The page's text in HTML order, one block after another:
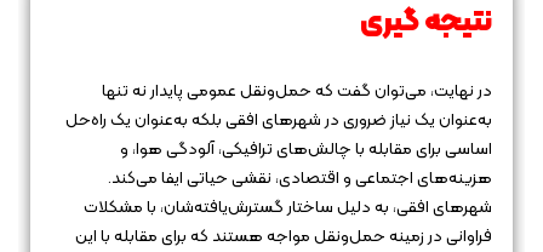
نتیجه‌ گیری
در نهایت، می‌توان گفت که حمل‌ونقل عمومی پایدار نه تنها
به‌عنوان یک نیاز ضروری در شهرهای افقی بلکه به‌عنوان یک راه‌حل
اساسی برای مقابله با چالش‌های ترافیکی، آلودگی هوا، و
هزینه‌های اجتماعی و اقتصادی، نقشی حیاتی ایفا می‌کند.
شهرهای افقی، به دلیل ساختار گسترش‌یافته‌شان، با مشکلات
فراوانی در زمینه حمل‌ونقل مواجه هستند که برای مقابله با این